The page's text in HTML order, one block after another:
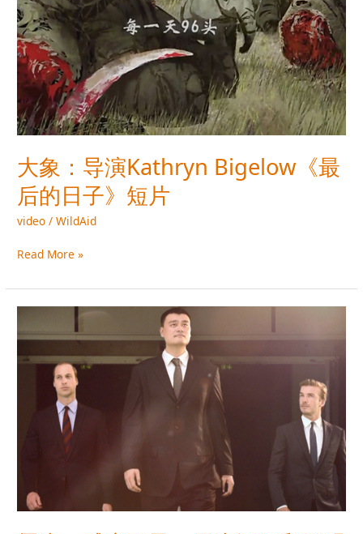
大象：导演Kathryn Bigelow《最
后的日子》短片
video /WildAid
Kathryn
Bigelow《最
后
的
日
子》
短
片
Read More »
牛：
廉
和
姚